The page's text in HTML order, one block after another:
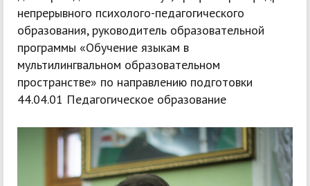
непрерывного психолого-педагогического
образования, руководитель образовательной
программы «Обучение языкам в
мультилингвальном образовательном
пространстве» по направлению подготовки
44.04.01 Педагогическое образование